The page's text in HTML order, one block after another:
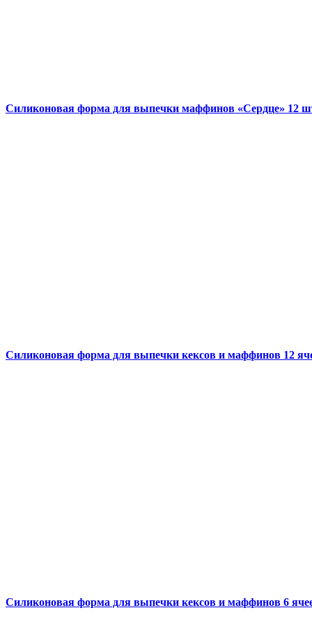
Силиконовая форма для выпечки маффинов «Сердце» 12
Силиконовая форма для выпечки кексов и маффинов 12
Силиконовая форма для выпечки кексов и маффинов 6